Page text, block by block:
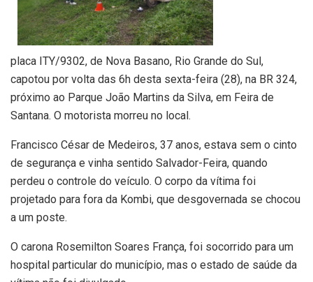
placa ITY/9302, de Nova Basano, Rio Grande do Sul,
capotou por volta das 6h desta sexta-feira (28), na BR 324,
próximo ao Parque João Martins da Silva, em Feira de
Santana. O motorista morreu no local.
Francisco César de Medeiros, 37 anos, estava sem o cinto
de segurança e vinha sentido Salvador-Feira, quando
perdeu o controle do veículo. O corpo da vítima foi
projetado para fora da Kombi, que desgovernada se chocou
a um poste.
O carona Rosemilton Soares França, foi socorrido para um
hospital particular do município, mas o estado de saúde da